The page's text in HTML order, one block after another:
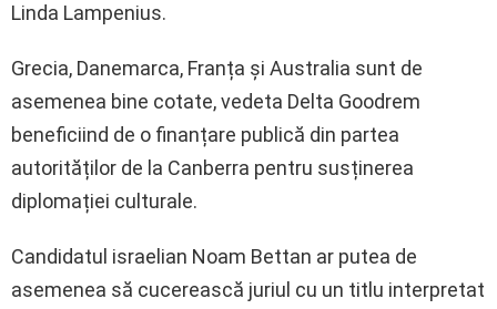
Linda Lampenius.
Grecia, Danemarca, Franța și Australia sunt de
asemenea bine cotate, vedeta Delta Goodrem
beneficiind de o finanțare publică din partea
autorităților de la Canberra pentru susținerea
diplomației culturale.
Candidatul israelian Noam Bettan ar putea de
asemenea să cucerească juriul cu un titlu interpretat